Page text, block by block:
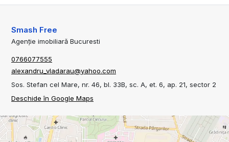
Smash Free
Agenție imobiliară Bucuresti
0766077555
alexandru_vladarau@yahoo.com
Sos. Stefan cel Mare, nr. 46, bl. 33B, sc. A, et. 6, ap. 21, sector 2
Deschide în Google Maps